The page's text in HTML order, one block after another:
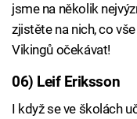
jsme na několik
zjistěte na nich, co
Vikingů očekávat!
06) Leif Eriksson
I když se ve školách